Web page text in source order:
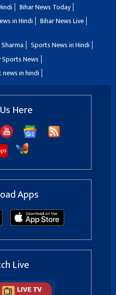
Bihar News Today
in Hindi Bihar News Live
Sports News in Hindi
Sports News
news in hindi
Here
Apps
Live